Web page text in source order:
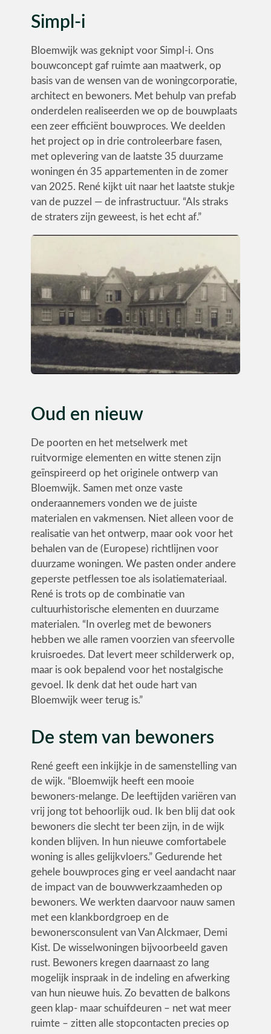
Simpl-i
Bloemwijk was geknipt voor Simpl-i. Ons
bouwconcept gaf ruimte aan maatwerk, op
basis van de wensen van de woningcorporatie,
architect en bewoners. Met behulp van prefab
onderdelen realiseerden we op de bouwplaats
een zeer efficiënt bouwproces. We deelden
het project op in drie controleerbare fasen,
met oplevering van de laatste 35 duurzame
woningen én 35 appartementen in de zomer
van 2025. René kijkt uit naar het laatste stukje
van de puzzel — de infrastructuur. “Als straks
de straters zijn geweest, is het echt af.”
Oud en nieuw
De poorten en het metselwerk met
ruitvormige elementen en witte stenen zijn
geïnspireerd op het originele ontwerp van
Bloemwijk. Samen met onze vaste
onderaannemers vonden we de juiste
materialen en vakmensen. Niet alleen voor de
realisatie van het ontwerp, maar ook voor het
behalen van de (Europese) richtlijnen voor
duurzame woningen. We pasten onder andere
geperste petflessen toe als isolatiemateriaal.
René is trots op de combinatie van
cultuurhistorische elementen en duurzame
materialen. “In overleg met de bewoners
hebben we alle ramen voorzien van sfeervolle
kruisroedes. Dat levert meer schilderwerk op,
maar is ook bepalend voor het nostalgische
gevoel. Ik denk dat het oude hart van
Bloemwijk weer terug is.”
De stem van bewoners
René geeft een inkijkje in de samenstelling van
de wijk. “Bloemwijk heeft een mooie
bewoners-melange. De leeftijden variëren van
vrij jong tot behoorlijk oud. Ik ben blij dat ook
bewoners die slecht ter been zijn, in de wijk
konden blijven. In hun nieuwe comfortabele
woning is alles gelijkvloers.” Gedurende het
gehele bouwproces ging er veel aandacht naar
de impact van de bouwwerkzaamheden op
bewoners. We werkten daarvoor nauw samen
met een klankbordgroep en de
bewonersconsulent van Van Alckmaer, Demi
Kist. De wisselwoningen bijvoorbeeld gaven
rust. Bewoners kregen daarnaast zo lang
mogelijk inspraak in de indeling en afwerking
van hun nieuwe huis. Zo bevatten de balkons
geen klap- maar schuifdeuren – net wat meer
ruimte – zitten alle stopcontacten precies op